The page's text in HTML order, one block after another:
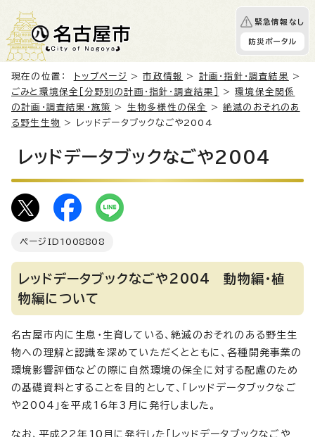
緊急情報なし
防災ポータル
現在の位置： トップページ >市政情報 > 計画・指針・調査結果
>
ごみと環境保全［分野別の計画・指針・調査結果］
>環境保全関係
の計画・調査結果・施策
> 生物多様性の保全 >絶滅のおそれのあ
る野生生物
> レッドデータブックなごや2004
レッドデータブックなごや2004
ページID 1008808
レッドデータブックなごや2004 動物編・植
物編について
名古屋市内に生息・生育している、絶滅のおそれのある野生生
物への理解と認識を深めていただくとともに、各種開発事業の
環境影響評価などの際に自然環境の保全に対する配慮のため
の基礎資料とすることを目的として、「レッドデータブックなご
や2004」を平成16年3月に発行しました。
なお、平成22年10月に発行した「レッドデータブックなごや